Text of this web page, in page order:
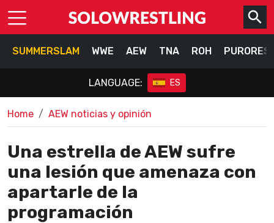
SUMMERSLAM WWE AEW TNA ROH
LANGUAGE: ES
Home AEW noticias y opinión
Una estrella de AEW sufre
una lesión que amenaza con
apartarle de la
programación